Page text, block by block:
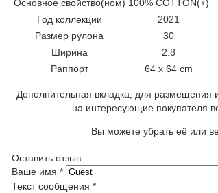
Основное свойство(ном) 100% COTTON(+)
Год коллекции
2021
Размер рулона
30
Ширина
2.8
Раппорт
64 x 64 cm
Дополнительная вкладка, для размещения
на интересующие покупателя
Вы можете убрать её или
Оставить отзыв
Ваше имя *
Текст сообщения *